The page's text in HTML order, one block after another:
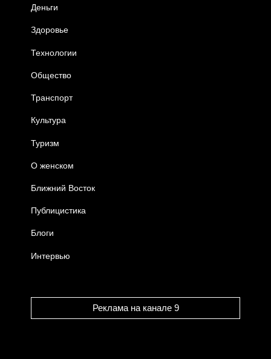
Деньги
Здоровье
Технологии
Общество
Транспорт
Культура
Туризм
О женском
Ближний Восток
Публицистика
Блоги
Интервью
Реклама на канале 9